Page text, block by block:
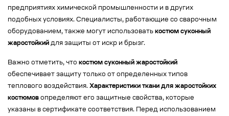
предприятиях химической промышленности и в других
подобных условиях. Специалисты, работающие со сварочным
оборудованием, также могут использовать костюм суконный
жаростойкий для защиты от искр и брызг.
Важно отметить, что костюм суконный жаростойкий
обеспечивает защиту только от определенных типов
теплового воздействия. Характеристики ткани для жаростойких
костюмов определяют его защитные свойства, которые
указаны в сертификате соответствия. Перед использованием